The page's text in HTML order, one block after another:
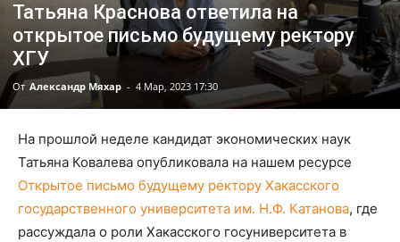
Татьяна Краснова ответила на
открытое письмо будущему ректору
ХГУ
От Александр Мяхар - 4 Мар, 2023 17:30
На прошлой неделе кандидат экономических наук
Татьяна Ковалева опубликовала на нашем ресурсе
Открытое письмо будущему ректору Хакасского
государственного университета им. Н.Ф. Катанова, где
рассуждала о роли Хакасского госуниверситета в